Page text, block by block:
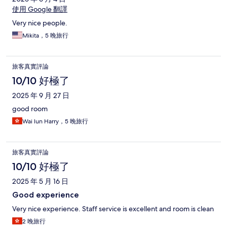
使用 Google 翻譯
Very nice people.
Mikita，5 晚旅行
旅客真實評論
10/10 好極了
2025 年 9 月 27 日
good room
Wai lun Harry，5 晚旅行
旅客真實評論
10/10 好極了
2025 年 5 月 16 日
Good experience
Very nice experience. Staff service is excellent and room is clean
2 晚旅行